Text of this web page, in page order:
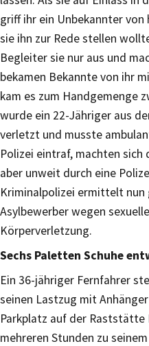
griff ihr ein Unbekannter von
sie ihn zur Rede stellen
Begleiter sie nur aus und
bekamen Bekannte von ihr
kam es zum Handgemenge
wurde ein 22-Jähriger aus
verletzt und musste
Polizei eintraf, machten
aber unweit durch eine
Kriminalpolizei ermittelt nun
Asylbewerber wegen
Körperverletzung.
Sechs Paletten Schuhe
Ein 36-jähriger Fernfahrer
seinen Lastzug mit
Parkplatz auf der Raststätte
mehreren Stunden zu